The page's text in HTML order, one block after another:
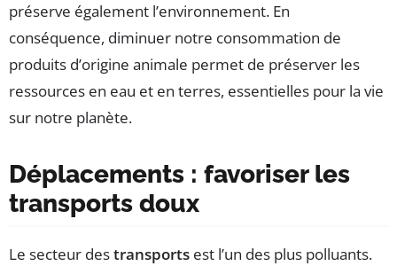
préserve également l’environnement. En
conséquence, diminuer notre consommation de
produits d’origine animale permet de préserver les
ressources en eau et en terres, essentielles pour la vie
sur notre planète.
Déplacements : favoriser les
transports doux
Le secteur destransports est l’un des plus polluants.